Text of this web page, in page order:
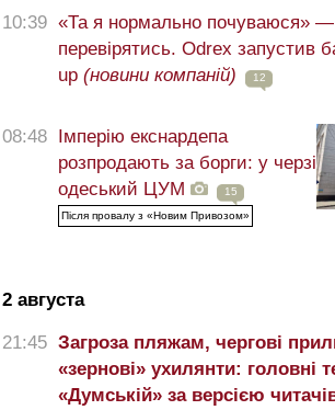
10:39 «Та я нормально почуваюся» —
перевірятись. Odrex запустив
up (новини компаній) 12
08:48
Імперію екснардепа
розпродають за борги: у черзі
одеський ЦУМ
15
Після провалу з «Новим Привозом»
2 августа
21:45 Загроза пляжам, чергові
«зернові» ухилянти: головні
«Думській» за версією